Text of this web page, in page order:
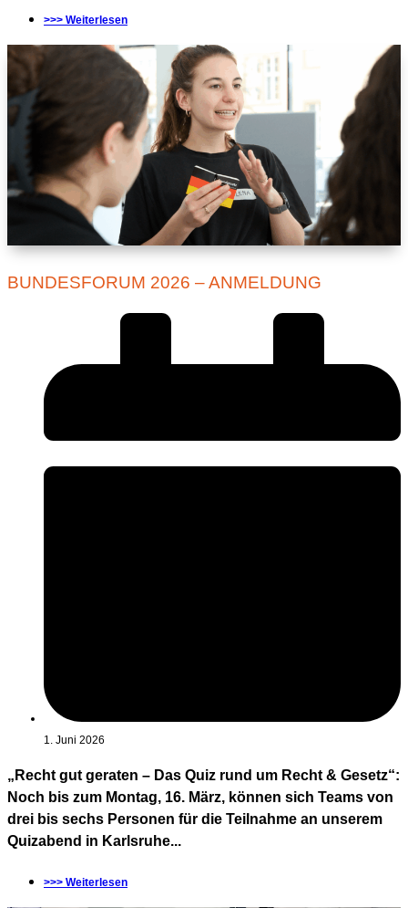
>>> Weiterlesen
BUNDESFORUM 2026 – ANMELDUNG
1. Juni 2026
„Recht gut geraten – Das Quiz rund um Recht & Gesetz“:
Noch bis zum Montag, 16. März, können sich Teams von
drei bis sechs Personen für die Teilnahme an unserem
Quizabend in Karlsruhe...
>>> Weiterlesen